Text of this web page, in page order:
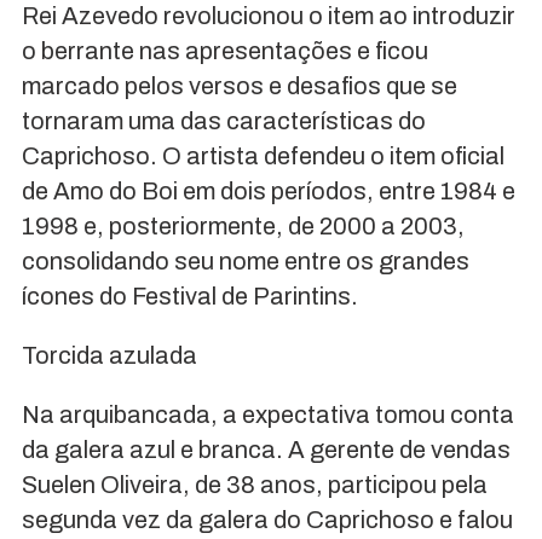
Rei Azevedo revolucionou o item ao introduzir
o berrante nas apresentações e ficou
marcado pelos versos e desafios que se
tornaram uma das características do
Caprichoso. O artista defendeu o item oficial
de Amo do Boi em dois períodos, entre 1984 e
1998 e, posteriormente, de 2000 a 2003,
consolidando seu nome entre os grandes
ícones do Festival de Parintins.
Torcida azulada
Na arquibancada, a expectativa tomou conta
da galera azul e branca. A gerente de vendas
Suelen Oliveira, de 38 anos, participou pela
segunda vez da galera do Caprichoso e falou